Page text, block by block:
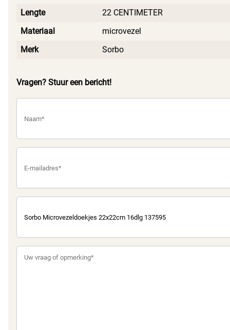
Lengte
22 CENTIMETER
Materiaal
microvezel
Merk
Sorbo
Vragen? Stuur een bericht!